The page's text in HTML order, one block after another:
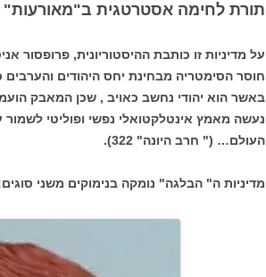
תורת לחימה אסטרטגית ב"מאורעות" 1936 וכונתה "הבלגה" .
על מדיניות זו כותבת ההיסטוריונית,
חוסר הסימטריה מבחינת יחס היהודים
באשר הוא יהודי נחשב כאויב , שכן המאבק
נעשה מאמץ אינטלקטואלי נפשי ופוליטי
העולם… (" חרב היונה" 322).
מדיניות ה" הבלגה" נומקה בנימוקים משני